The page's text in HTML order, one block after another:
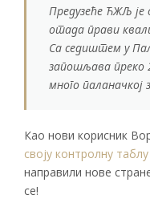
Предузеће ЋЖЉ је
отада прави
Са седиштем у
запошљава преко
много паланачкој
Као нови корисник
своју контролну таблу
направили нове
се!